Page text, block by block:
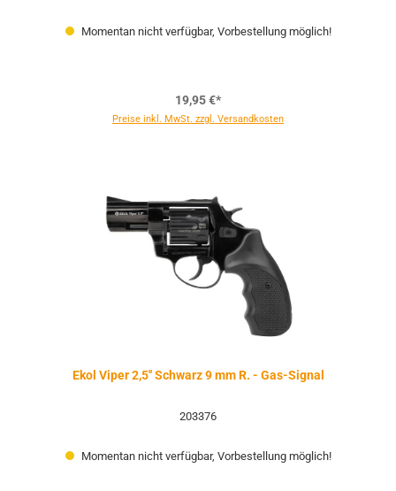
Momentan nicht verfügbar, Vorbestellung möglich!
19,95 €*
Preise inkl. MwSt. zzgl. Versandkosten
Ekol Viper 2,5'' Schwarz 9 mm R. - Gas-Signal
203376
Momentan nicht verfügbar, Vorbestellung möglich!